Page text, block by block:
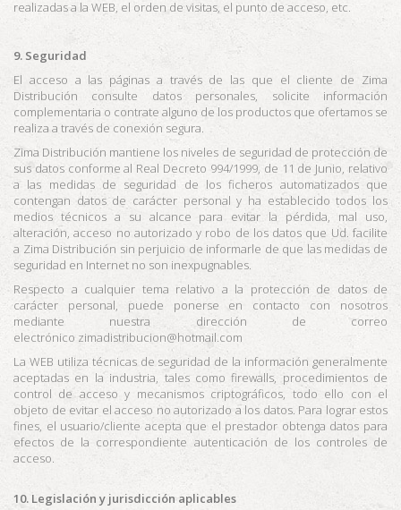
realizadas a la WEB, el orden de visitas, el punto de acceso, etc.
9. Seguridad
El acceso a las páginas a través de las que el cliente de Zima
Distribución consulte datos personales, solicite información
complementaria o contrate alguno de los productos que ofertamos se
realiza a través de conexión segura.
Zima Distribución mantiene los niveles de seguridad de protección de
sus datos conforme al Real Decreto 994/1999, de 11 de Junio, relativo
a las medidas de seguridad de los ficheros automatizados que
contengan datos de carácter personal y ha establecido todos los
medios técnicos a su alcance para evitar la pérdida, mal uso,
alteración, acceso no autorizado y robo de los datos que Ud. facilite
a Zima Distribución sin perjuicio de informarle de que las medidas de
seguridad en Internet no son inexpugnables.
Respecto a cualquier tema relativo a la protección de datos de
carácter personal, puede ponerse en contacto con nosotros
mediante nuestra dirección de correo
electrónico zimadistribucion@hotmail.com
La WEB utiliza técnicas de seguridad de la información generalmente
aceptadas en la industria, tales como firewalls, procedimientos de
control de acceso y mecanismos criptográficos, todo ello con el
objeto de evitar el acceso no autorizado a los datos. Para lograr estos
fines, el usuario/cliente acepta que el prestador obtenga datos para
efectos de la correspondiente autenticación de los controles de
acceso.
10. Legislación y jurisdicción aplicables